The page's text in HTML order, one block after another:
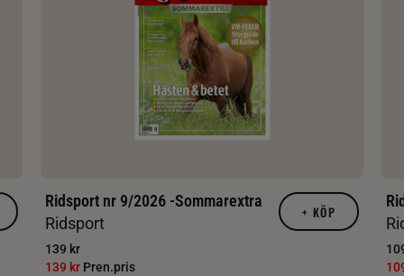
Ridsport nr 9/2026 -Sommarextra
Ridsport
139 kr
139 kr Pren.pris
+ KÖP